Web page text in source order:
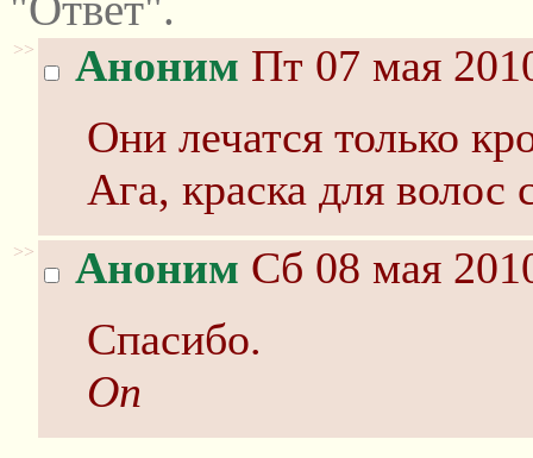
>> Аноним Пт 07 мая
Они лечатся только
Ага, краска для волос
>> Аноним Сб 08 мая
Спасибо.
Оп